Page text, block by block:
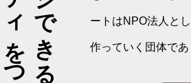
ートはNPO法人と
作っていく団体であ